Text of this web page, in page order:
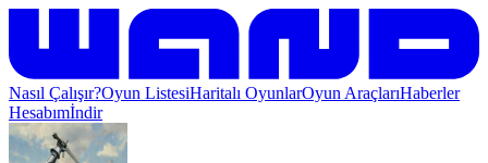
Nasıl Çalışır?Oyun ListesiHaritalı OyunlarOyun AraçlarıHaberler
Hesabımİndir